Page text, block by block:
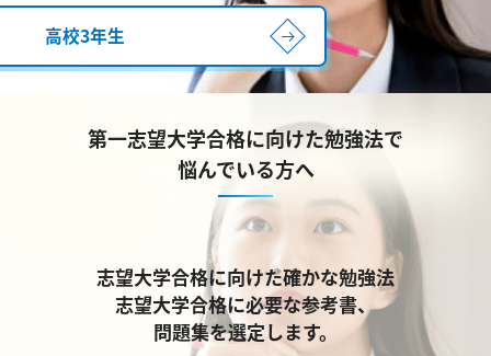
高校3年生
第一志望大学合格に向けた勉強法で
悩んでいる方へ
志望大学合格に向けた確かな勉強法
志望大学合格に必要な参考書、
問題集を選定します。